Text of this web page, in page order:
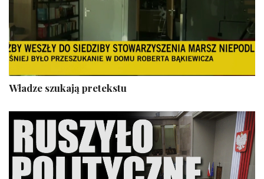
Władze szukają pretekstu